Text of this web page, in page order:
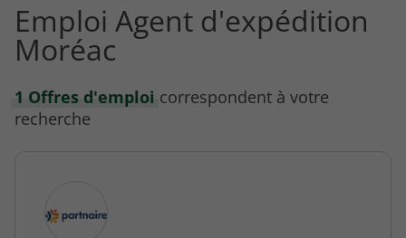
vous
voulez
rechercher
Emploi Agent d'expédition
Moréac
1 Offres d'emploi correspondent à votre
recherche